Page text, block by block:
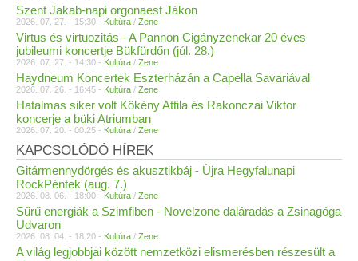
Szent Jakab-napi orgonaest Jákon
2026. 07. 27. - 15:30 - Kultúra / Zene
Virtus és virtuozitás - A Pannon Cigányzenekar 20 éves
jubileumi koncertje Bükfürdőn (júl. 28.)
2026. 07. 27. - 14:30 - Kultúra / Zene
Haydneum Koncertek Eszterházán a Capella Savariával
2026. 07. 26. - 16:45 - Kultúra / Zene
Hatalmas siker volt Kökény Attila és Rakonczai Viktor
koncerje a büki Atriumban
2026. 07. 20. - 00:25 - Kultúra / Zene
KAPCSOLÓDÓ HÍREK
Gitármennydörgés és akusztikbáj - Újra Hegyfalunapi
RockPéntek (aug. 7.)
2026. 08. 06. - 18:00 - Kultúra / Zene
Sűrű energiák a Szimfiben - Novelzone daláradás a Zsinagóga
Udvaron
2026. 08. 04. - 18:20 - Kultúra / Zene
A világ legjobbjai között nemzetközi elismerésben részesült a